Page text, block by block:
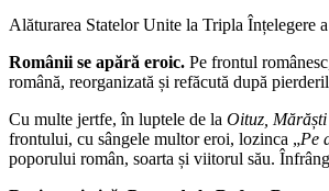
Alăturarea Statelor Unite la Tripla Înțelegere
Românii se apără eroic. Pe frontul
română, reorganizată și refăcută după
Cu multe jertfe, în luptele de la Oituz, Mărăști
frontului, cu sângele multor eroi, lozinca „Pe
poporului român, soarta și viitorul său.